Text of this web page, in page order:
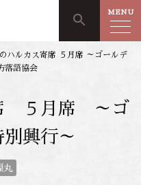
search MENU
ハルカス寄席 ５月席 ～ゴールデ
落語協会
５月席 ～ゴ
興行～
丸